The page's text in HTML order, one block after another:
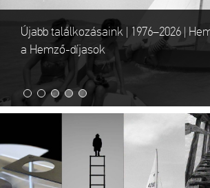
Újabb találkozásaink | 1976–2026 |
a Hemző-díjasok
RÉVÉSZ TAMÁS_Csend | A
költészete